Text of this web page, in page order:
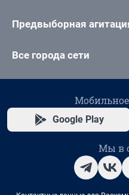
Предвыборная
Все города сети
Google Play
Мы в